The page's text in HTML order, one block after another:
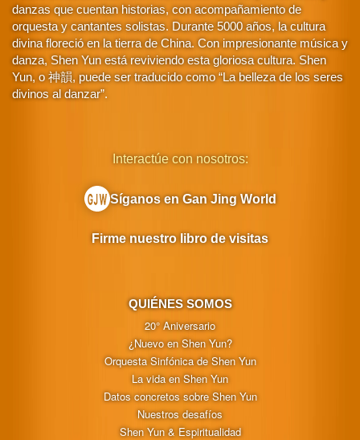
danzas que cuentan historias, con acompañamiento de
orquesta y cantantes solistas. Durante 5000 años, la cultura
divina floreció en la tierra de China. Con impresionante música y
danza, Shen Yun está reviviendo esta gloriosa cultura. Shen
Yun, o 神韻, puede ser traducido como “La belleza de los seres
divinos al danzar”.
QUIÉNES SOMOS
20° Aniversario
¿Nuevo en Shen Yun?
Orquesta Sinfónica de Shen Yun
La vida en Shen Yun
Datos concretos sobre Shen Yun
Nuestros desafíos
Shen Yun & Espiritualidad
Interactúe con nosotros:
Síganos en Gan Jing World
Firme nuestro libro de visitas